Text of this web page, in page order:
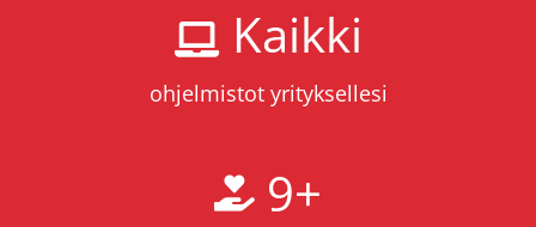
Kaikki
ohjelmistot yrityksellesi
9+